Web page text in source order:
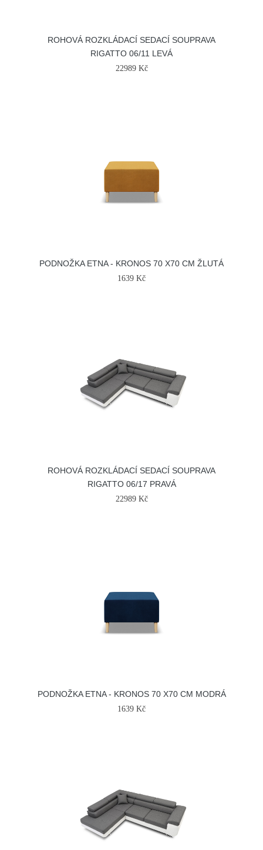
ROHOVÁ ROZKLÁDACÍ SEDACÍ SOUPRAVA
RIGATTO 06/11 LEVÁ
22989 Kč
PODNOŽKA ETNA - KRONOS 70 X70 CM ŽLUTÁ
1639 Kč
ROHOVÁ ROZKLÁDACÍ SEDACÍ SOUPRAVA
RIGATTO 06/17 PRAVÁ
22989 Kč
PODNOŽKA ETNA - KRONOS 70 X70 CM MODRÁ
1639 Kč